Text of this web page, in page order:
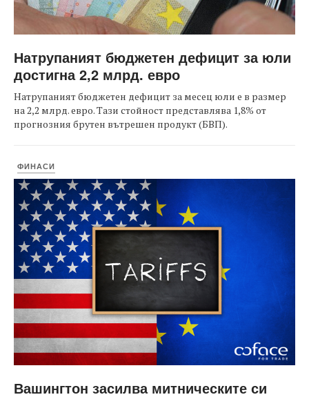
Натрупаният бюджетен дефицит за юли
достигна 2,2 млрд. евро
Натрупаният бюджетен дефицит за месец юли е в размер
на 2,2 млрд. евро. Тази стойност представлява 1,8% от
прогнозния брутен вътрешен продукт (БВП).
ФИНАСИ
Вашингтон засилва митническите си